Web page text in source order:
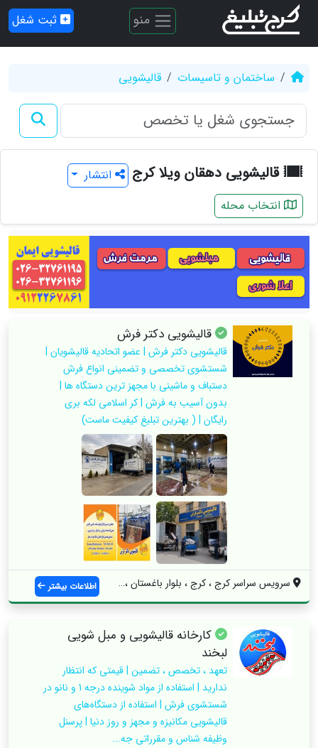
منو ثبت شغل
ساختمان و تاسیسات قالیشویی
قالیشویی دهقان ویلا کرج
انتشار
انتخاب محله
قالیشویی دکتر فرش
قالیشویی دکتر فرش | عضو اتحادیه قالیشویان |
شستشوی تخصصی و تضمینی انواع فرش
دستباف و ماشینی با مجهز ترین دستگاه ها |
بدون آسیب به فرش | کر اسلامی لکه بری
رایگان | ( بهترین تبلیغ کیفیت ماست)
سرویس سراسر کرج ، کرج ، بلوار باغستان ، ... اطلاعات بیشتر
کارخانه قالیشویی و مبل شویی
لبخند
تعهد ، تخصص ، تضمین | قیمتی که انتظار
ندارید | استفاده از مواد شوینده درجه 1 و نانو در
شستشوی فرش | استفاده از دستگاه‌های
قالیشویی مکانیزه و مجهز و روز دنیا | پرسنل
وظیفه شناس و مقرراتی جه...